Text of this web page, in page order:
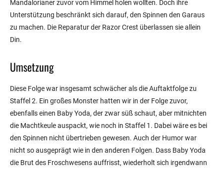
Mandalorianer zuvor vom Himmel holen wollten. Doch ihre
Unterstützung beschränkt sich darauf, den Spinnen den Garaus
zu machen. Die Reparatur der Razor Crest überlassen sie allein
Din.
Umsetzung
Diese Folge war insgesamt schwächer als die Auftaktfolge zu
Staffel 2. Ein großes Monster hatten wir in der Folge zuvor,
ebenfalls einen Baby Yoda, der zwar süß schaut, aber mitnichten
die Machtkeule auspackt, wie noch in Staffel 1. Dabei wäre es bei
den Spinnen nicht übertrieben gewesen. Auch der Humor war
nicht so ausgeprägt wie in den anderen Folgen. Dass Baby Yoda
die Brut des Froschwesens auffrisst, wiederholt sich irgendwann